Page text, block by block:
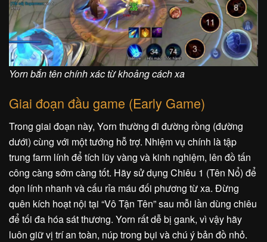
Yorn bắn tên chính xác từ khoảng cách xa
Giai đoạn đầu game (Early Game)
Trong giai đoạn này, Yorn thường đi đường rồng (đường
dưới) cùng với một tướng hỗ trợ. Nhiệm vụ chính là tập
trung farm lính để tích lũy vàng và kinh nghiệm, lên đồ tấn
công càng sớm càng tốt. Hãy sử dụng Chiêu 1 (Tên Nổ) để
dọn lính nhanh và cấu rỉa máu đối phương từ xa. Đừng
quên kích hoạt nội tại “Vô Tận Tên” sau mỗi lần dùng chiêu
để tối đa hóa sát thương. Yorn rất dễ bị gank, vì vậy hãy
luôn giữ vị trí an toàn, núp trong bụi và chú ý bản đồ nhỏ.